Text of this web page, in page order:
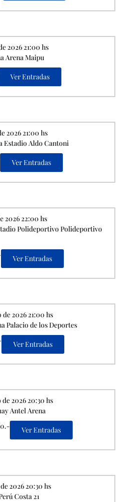
2026 21:00 hs
Arena Maipu
Ver Entradas
2026 21:00 hs
Estadio Aldo Cantoni
Ver Entradas
2026 22:00 hs
Polideportivo Polideportivo
Ver Entradas
2026 21:00 hs
Palacio de los Deportes
Ver Entradas
2026 20:30 hs
Antel Arena
Ver Entradas
2026 20:30 hs
Costa 21